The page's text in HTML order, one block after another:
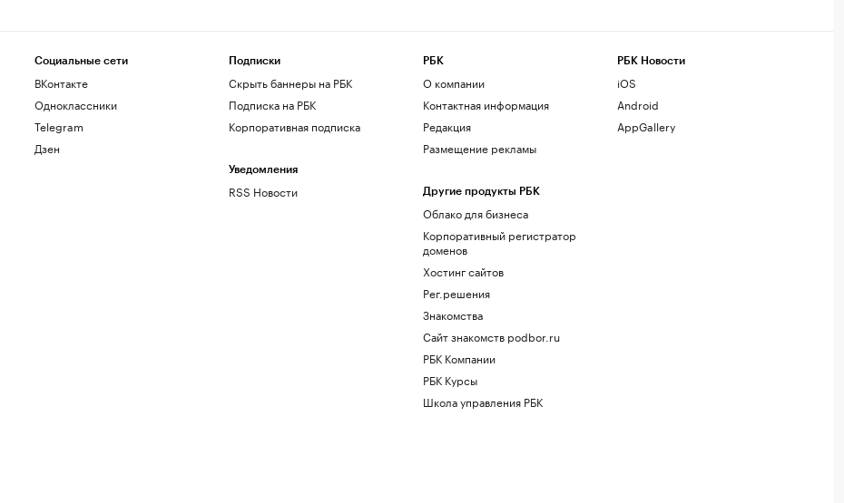
Социальные сети
ВКонтакте
Одноклассники
Telegram
Дзен
Подписки
Скрыть баннеры на РБК
Подписка на РБК
Корпоративная подписка
Уведомления
RSS Новости
РБК
О компании
Контактная информация
Редакция
Размещение рекламы
Другие продукты РБК
Облако для бизнеса
Корпоративный регистратор
доменов
Хостинг сайтов
Рег.решения
Знакомства
Сайт знакомств podbor.ru
РБК Компании
РБК Курсы
Школа управления РБК
РБК Новости
iOS
Android
AppGallery